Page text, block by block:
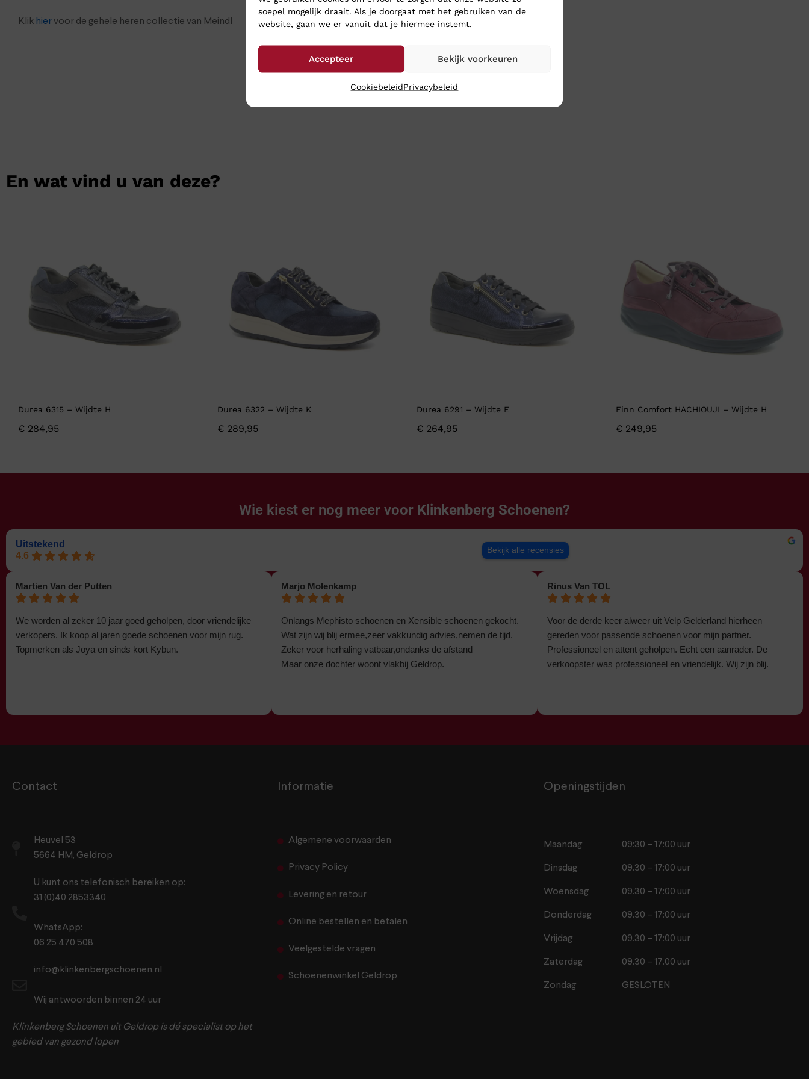
soepel mogelijk draait. Als je doorgaat met het gebruiken van de
website, gaan we er vanuit dat je hiermee instemt.
Accepteer Bekijk voorkeuren
CookiebeleidPrivacybeleid
Klik hiervoor de gehele heren collectie van Meindl
En wat vind u van deze?
Durea 6315 – Wijdte H
€ 284,95
Durea 6322 – Wijdte K
€ 289,95
Durea 6291 – Wijdte E
€ 264,95
Finn Comfort HACHIOUJI – Wijdte H
€ 249,95
Wie kiest er nog meer voor Klinkenberg Schoenen?
Uitstekend
4.6
Bekijk alle recensies
Martien Van der Putten
We worden al zeker 10 jaar goed geholpen, door vriendelijke
verkopers. Ik koop al jaren goede schoenen voor mijn rug.
Topmerken als Joya en sinds kort Kybun.
Marjo Molenkamp
Onlangs Mephisto schoenen en Xensible schoenen gekocht.
Wat zijn wij blij ermee,zeer vakkundig advies,nemen de tijd.
Zeker voor herhaling vatbaar,ondanks de afstand
Maar onze dochter woont vlakbij Geldrop.
Rinus Van TOL
Voor de derde keer alweer uit Velp Gelderland hierheen
gereden voor passende schoenen voor mijn partner.
Professioneel en attent geholpen. Echt een aanrader. De
verkoopster was professioneel en vriendelijk. Wij zijn blij.
Contact
Heuvel 53
5664 HM, Geldrop
U kunt ons telefonisch bereiken op:
31 (0)40 2853340
WhatsApp:
06 25 470 508
info@klinkenbergschoenen.nl
Wij antwoorden binnen 24 uur
Klinkenberg Schoenen uit Geldrop is dé specialist op het
gebied van gezond lopen
Informatie
Algemene voorwaarden
Privacy Policy
Levering en retour
Online bestellen en betalen
Veelgestelde vragen
Schoenenwinkel Geldrop
Openingstijden
Maandag 09:30 – 17:00 uur
Dinsdag 09.30 – 17:00 uur
Woensdag 09.30 – 17:00 uur
Donderdag 09.30 – 17:00 uur
Vrijdag 09.30 – 17:00 uur
Zaterdag 09.30 – 17.00 uur
Zondag GESLOTEN